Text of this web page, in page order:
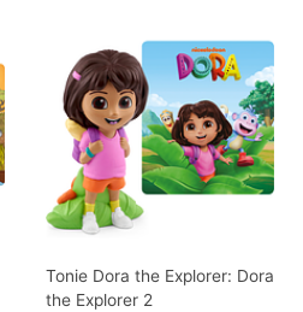
Tonie Dora the Explorer: Dora
the Explorer 2